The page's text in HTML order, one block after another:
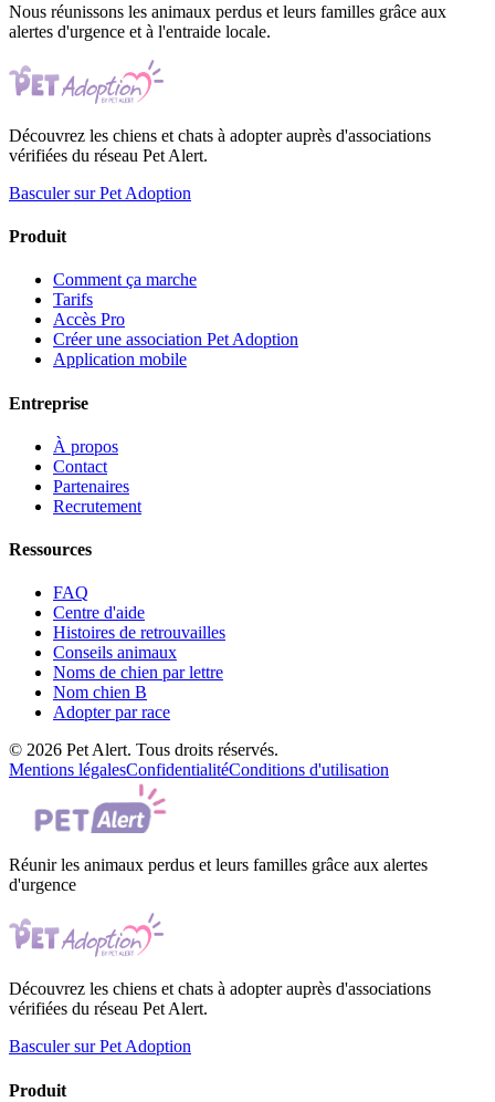
Nous réunissons les animaux perdus et leurs familles grâce aux
alertes d'urgence et à l'entraide locale.
Découvrez les chiens et chats à adopter auprès d'associations
vérifiées du réseau Pet Alert.
Basculer sur Pet Adoption
Produit
Comment ça marche
Tarifs
Accès Pro
Créer une association Pet Adoption
Application mobile
Entreprise
À propos
Contact
Partenaires
Recrutement
Ressources
FAQ
Centre d'aide
Histoires de retrouvailles
Conseils animaux
Noms de chien par lettre
Nom chien B
Adopter par race
© 2026 Pet Alert. Tous droits réservés.
Mentions légalesConfidentialitéConditions d'utilisation
Réunir les animaux perdus et leurs familles grâce aux alertes
d'urgence
Découvrez les chiens et chats à adopter auprès d'associations
vérifiées du réseau Pet Alert.
Basculer sur Pet Adoption
Produit